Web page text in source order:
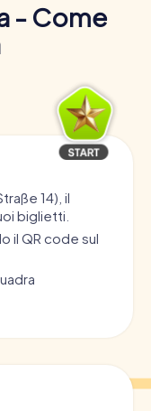
- Come
14), il
biglietti.
il QR code sul